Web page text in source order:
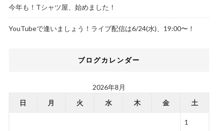
今年も！Tシャツ屋、始めました！
YouTubeで逢いましょう！ライブ配信は6/24(水)、19:00〜！
ブログカレンダー
2026年8月
日
月 火 水 木 金 土
1